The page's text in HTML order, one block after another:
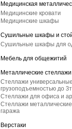
Медицинская
Медицинские кровати
Медицинские шкафы
Сушильные шкафы и
Сушильные шкафы для
Мебель для общежитий
Металлические стеллажи
Стеллажи
грузоподъемностью до
Стеллажи для офиса и
Стеллажи
гаража
Верстаки